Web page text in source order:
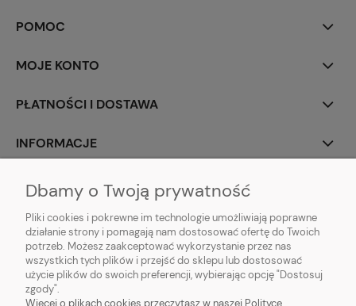
POMOC
MOJE KONTO
PŁATNOŚCI I DOSTAWA
INFORMACJE
O NAS
Sklep z klockami LEGO, Playmobil, modelami Schleich, Bburago, Siku,
zabawkami dla dziewczynek Baby Born, Baby Annabell, Top Model oraz
artykułami modelarskimi Games Workshop, Tamiya, Revell.
Dbamy o Twoją prywatność
Pliki cookies i pokrewne im technologie umożliwiają poprawne
działanie strony i pomagają nam dostosować ofertę do Twoich
potrzeb. Możesz zaakceptować wykorzystanie przez nas
wszystkich tych plików i przejść do sklepu lub dostosować
użycie plików do swoich preferencji, wybierając opcję "Dostosuj
zgody".
Więcej o plikach cookies przeczytasz w naszej Polityce